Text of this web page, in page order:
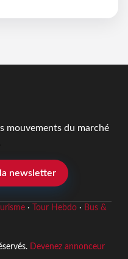
mouvements du marché
newsletter
· Tour Hebdo· Bus &
Devenez annonceur